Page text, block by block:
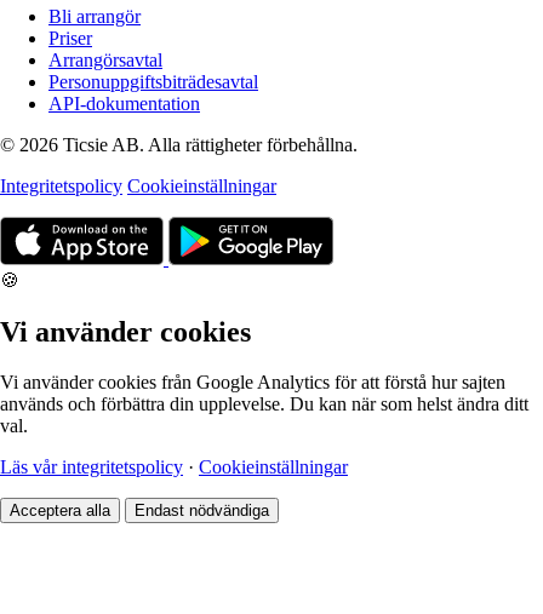
Bli arrangör
Priser
Arrangörsavtal
Personuppgiftsbiträdesavtal
API-dokumentation
© 2026 Ticsie AB. Alla rättigheter förbehållna.
Integritetspolicy Cookieinställningar
🍪
Vi använder cookies
Vi använder cookies från Google Analytics för att förstå hur sajten
används och förbättra din upplevelse. Du kan när som helst ändra ditt
val.
Läs vår integritetspolicy · Cookieinställningar
Acceptera alla Endast nödvändiga